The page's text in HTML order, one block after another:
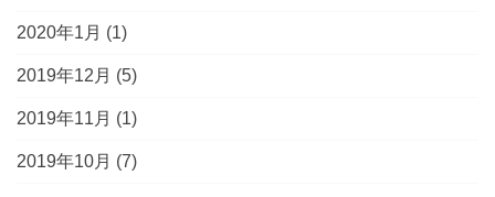
2020年1月 (1)
2019年12月 (5)
2019年11月 (1)
2019年10月 (7)